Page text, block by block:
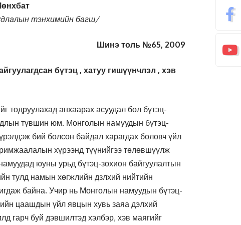
тэнхимийн багш/
Шинэ толь №65, 2009
бүтэц , хатуу гишүүнчлэл , хэв
анхаарах асуудал бол бүтэц-
түвшин юм. Монголын намуудын бүтэц-
бий болсон байдал харагдах боловч үйл
хүрээнд түүнийгээ төлөвшүүлж
юуны урьд бүтэц-зохион байгуулалтын
тулд намын хөгжлийн дзлхий нийтийн
байна. Учир нь Монголын намуудын бүтэц-
цаашдын үйл явцын хувь заяа дэлхий
гарч буй дэвшилтэд хэлбэр, хэв маягийг